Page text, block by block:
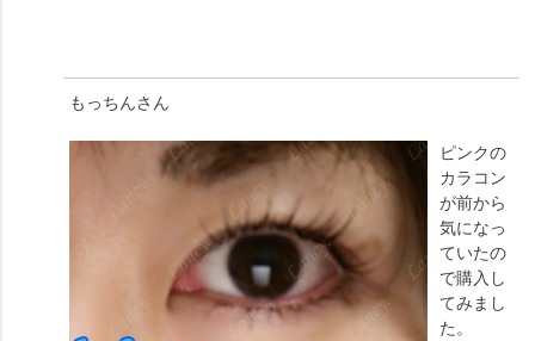
もっちんさん
ピンクの
カラコン
が前から
気になっ
ていたの
で購入し
てみまし
た。